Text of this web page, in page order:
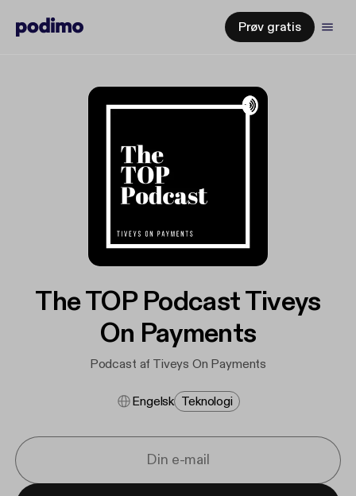
Prøv gratis
The TOP Podcast Tiveys
On Payments
Podcast af Tiveys On Payments
Engelsk Teknologi